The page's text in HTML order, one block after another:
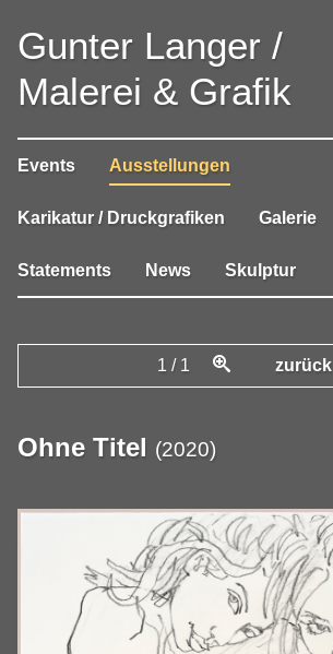
Gunter Langer /
Malerei & Grafik
Events Ausstellungen
Karikatur / Druckgrafiken Galerie
Statements News Skulptur
1 / 1 zurück
Ohne Titel (2020)